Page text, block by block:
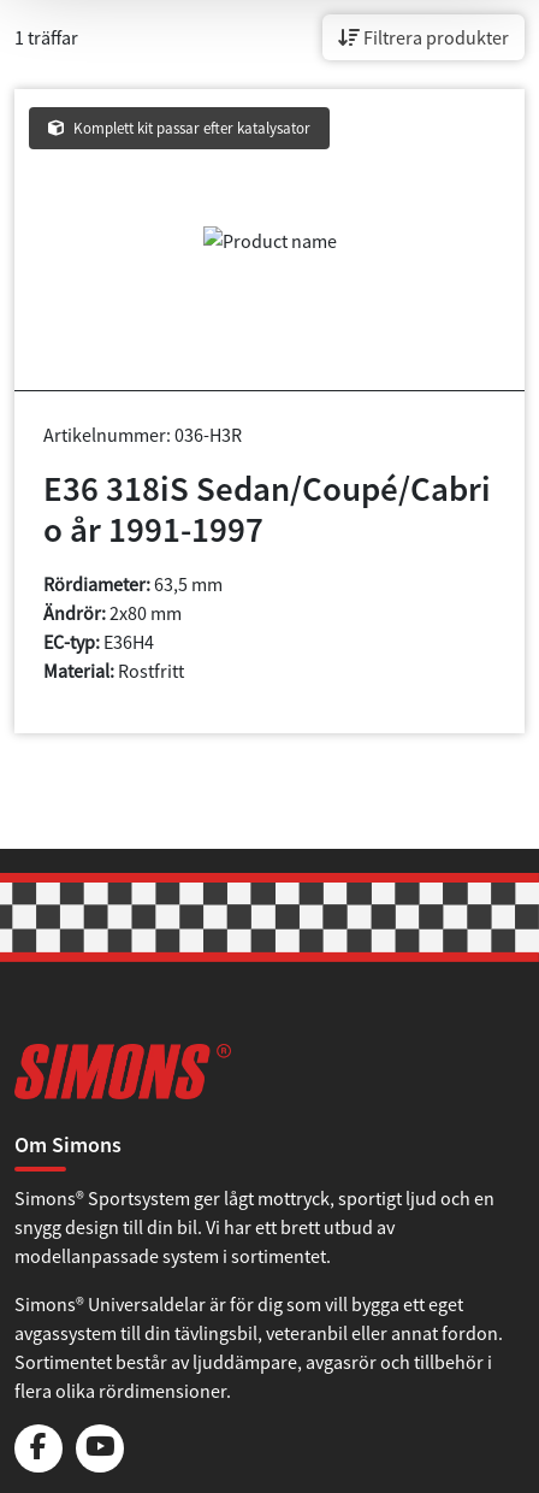
1 träffar Filtrera produkter
Komplett kit passar efter katalysator
Artikelnummer: 036-H3R
E36 318iS Sedan/Coupé/Cabri
o år 1991-1997
Rördiameter:63,5 mm
Ändrör:2x80 mm
EC-typ: E36H4
Material: Rostfritt
Om Simons
Simons® Sportsystem ger lågt mottryck, sportigt ljud och en
snygg design till din bil. Vi har ett brett utbud av
modellanpassade system i sortimentet.
Simons® Universaldelar är för dig som vill bygga ett eget
avgassystem till din tävlingsbil, veteranbil eller annat fordon.
Sortimentet består av ljuddämpare, avgasrör och tillbehör i
flera olika rördimensioner.